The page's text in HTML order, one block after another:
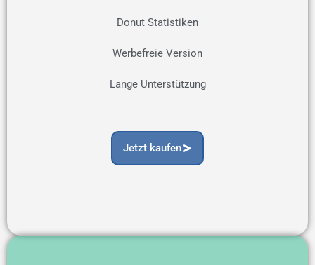
Donut Statistiken
Werbefreie Version
Lange Unterstützung
Jetzt kaufen